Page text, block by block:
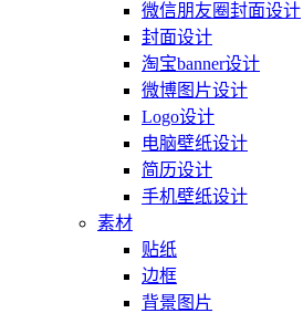
微信朋友圈封面设计
封面设计
淘宝banner设计
微博图片设计
Logo设计
电脑壁纸设计
简历设计
手机壁纸设计
素材
贴纸
边框
背景图片